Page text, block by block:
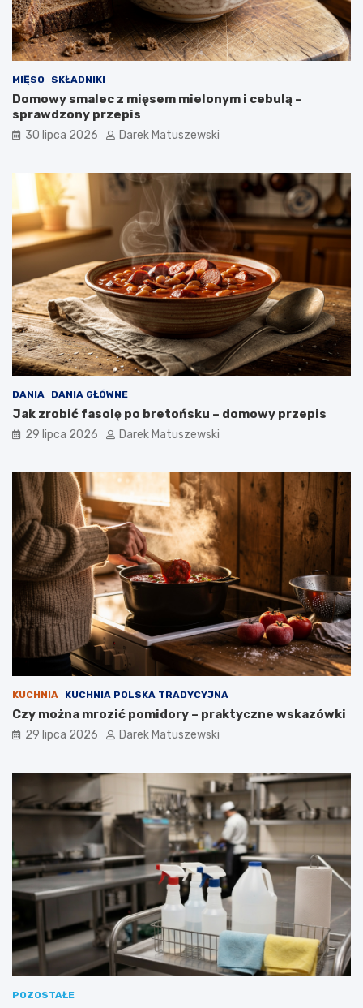
MIĘSO SKŁADNIKI
Domowy smalec z mięsem mielonym i cebulą –
sprawdzony przepis
30 lipca 2026 Darek Matuszewski
DANIA DANIA GŁÓWNE
Jak zrobić fasolę po bretońsku – domowy przepis
29 lipca 2026 Darek Matuszewski
KUCHNIA KUCHNIA POLSKA TRADYCYJNA
Czy można mrozić pomidory – praktyczne wskazówki
29 lipca 2026 Darek Matuszewski
POZOSTAŁE